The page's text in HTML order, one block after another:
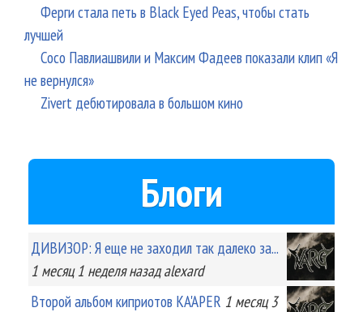
Ферги стала петь в Black Eyed Peas, чтобы стать
лучшей
Сосо Павлиашвили и Максим Фадеев показали клип «Я
не вернулся»
Zivert дебютировала в большом кино
Блоги
ДИВИЗОР: Я еще не заходил так далеко за...
1 месяц 1 неделяназад alexard
Второй альбом киприотов KA'APER 1 месяц 3